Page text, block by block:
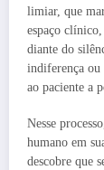
limiar, que
espaço
diante do
indiferença ou
ao paciente a
Nesse
humano em
descobre que